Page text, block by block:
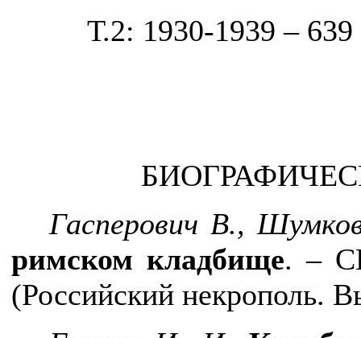
Т.2: 1930-1939 – 639
Гасперович В.,
римском кладбище. –
(Российский некрополь.